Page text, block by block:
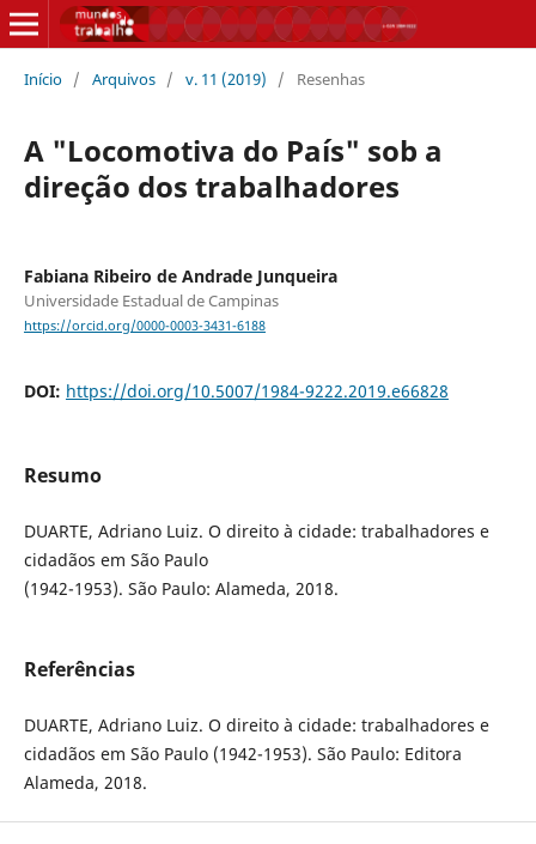
Início / Arquivos / v. 11 (2019) / Resenhas
A "Locomotiva do País" sob a
direção dos trabalhadores
Fabiana Ribeiro de Andrade Junqueira
Universidade Estadual de Campinas
https://orcid.org/0000-0003-3431-6188
DOI: https://doi.org/10.5007/1984-9222.2019.e66828
Resumo
DUARTE, Adriano Luiz. O direito à cidade: trabalhadores e
cidadãos em São Paulo
(1942-1953). São Paulo: Alameda, 2018.
Referências
DUARTE, Adriano Luiz. O direito à cidade: trabalhadores e
cidadãos em São Paulo (1942-1953). São Paulo: Editora
Alameda, 2018.